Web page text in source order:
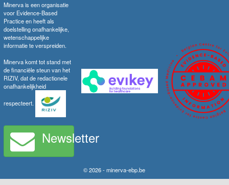
Minerva is een organisatie
voor Evidence-Based
Practice en heeft als
doelstelling onafhankelijke,
wetenschappelijke
informatie te verspreiden.
Minerva komt tot stand met
de financiële steun van het
RIZIV, dat de redactionele
onafhankelijkheid
respecteert.
Newsletter
© 2026 - minerva-ebp.be